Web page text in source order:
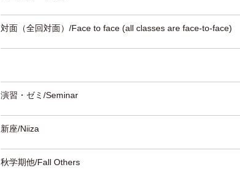
対面（全回対面）/Face to face (all classes are face-to-face)
演習・ゼミ/Seminar
新座/Niiza
秋学期他/Fall Others